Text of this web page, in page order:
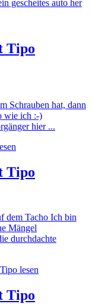
gescheites auto her
Tipo
Schrauben hat, dann
wie ich :-)
hier ...
Tipo
dem Tacho Ich bin
Mängel
durchdachte
lesen
Tipo